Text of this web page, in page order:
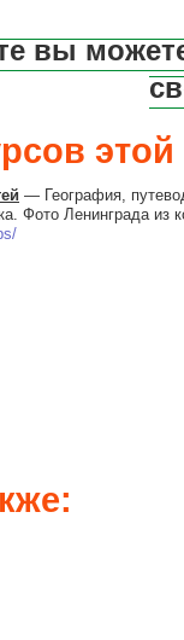
вы
этой
— География,
Фото Ленинграда из